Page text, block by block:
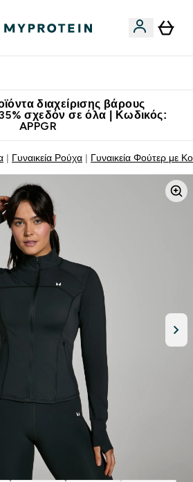
διαχείρισης βάρους
σχεδόν σε όλα | Κωδικός:
APPGR
Γυναικεία Ρούχα Γυναικεία Φούτερ με